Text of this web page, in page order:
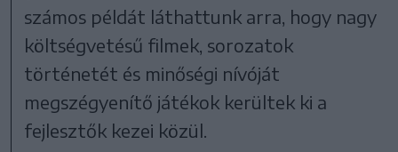
számos példát láthattunk arra, hogy nagy
költségvetésű filmek, sorozatok
történetét és minőségi nívóját
megszégyenítő játékok kerültek ki a
fejlesztők kezei közül.